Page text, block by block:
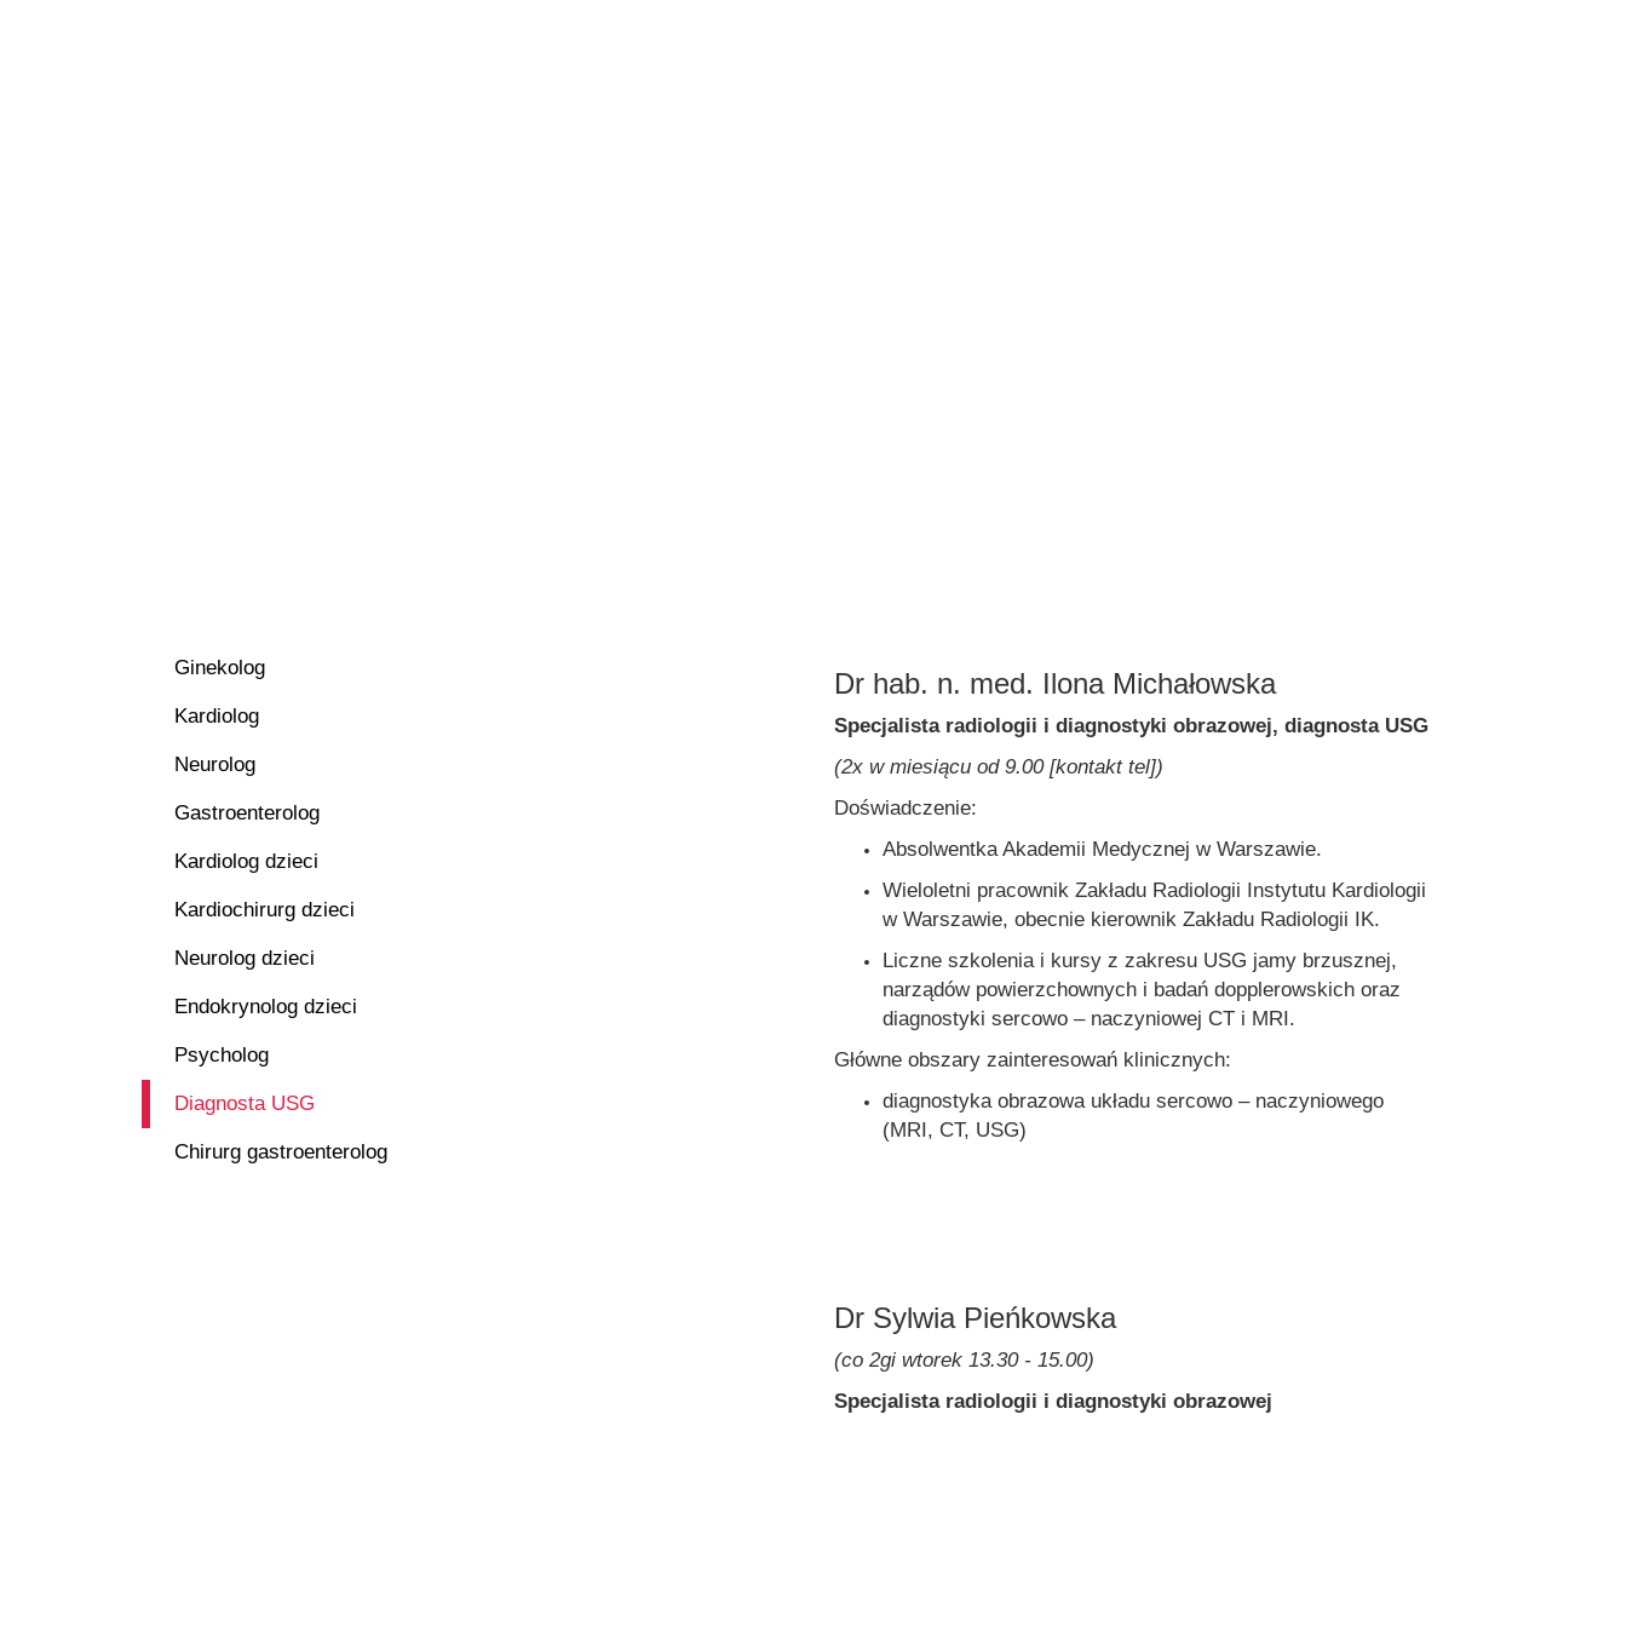
Ginekolog
Kardiolog
Neurolog
Gastroenterolog
Kardiolog dzieci
Kardiochirurg dzieci
Neurolog dzieci
Endokrynolog dzieci
Psycholog
Diagnosta USG
Chirurg gastroenterolog
Dr hab. n. med. Ilona Michałowska
Specjalista radiologii i diagnostyki obrazowej, diagnosta USG
(2x w miesiącu od 9.00 [kontakt tel])
Doświadczenie:
Absolwentka Akademii Medycznej w Warszawie.
Wieloletni pracownik Zakładu Radiologii Instytutu Kardiologii
w Warszawie, obecnie kierownik Zakładu Radiologii IK.
Liczne szkolenia i kursy z zakresu USG jamy brzusznej,
narządów powierzchownych i badań dopplerowskich oraz
diagnostyki sercowo – naczyniowej CT i MRI.
Główne obszary zainteresowań klinicznych:
diagnostyka obrazowa układu sercowo – naczyniowego
(MRI, CT, USG)
Dr Sylwia Pieńkowska
(co 2gi wtorek 13.30 - 15.00)
Specjalista radiologii i diagnostyki obrazowej